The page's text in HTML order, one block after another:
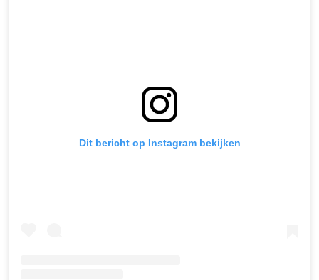
Dit bericht op Instagram bekijken